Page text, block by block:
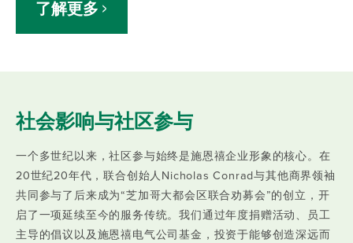
了解更多
社会影响与社区参与
一个多世纪以来，社区参与始终是施恩禧企业形象的核心。在
20世纪20年代，联合创始人Nicholas Conrad与其他商界领袖
共同参与了后来成为“芝加哥大都会区联合劝募会”的创立，开
启了一项延续至今的服务传统。我们通过年度捐赠活动、员工
主导的倡议以及施恩禧电气公司基金，投资于能够创造深远而